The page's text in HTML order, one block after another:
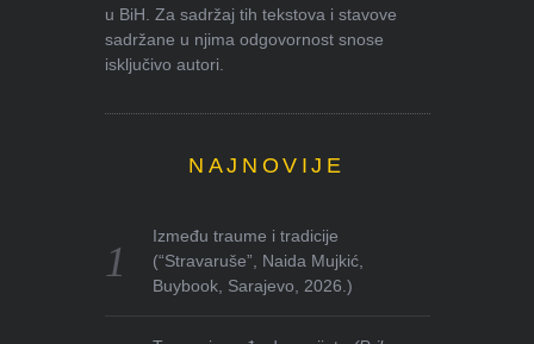
u BiH. Za sadržaj tih tekstova i stavove
sadržane u njima odgovornost snose
isključivo autori.
NAJNOVIJE
Između traume i tradicije
(“Stravaruše”, Naida Mujkić,
Buybook, Sarajevo, 2026.)